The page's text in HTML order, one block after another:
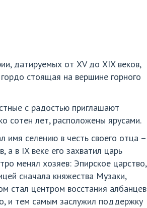
датируемых от XV до XIX веков,
стоящая на вершине горного
с радостью приглашают
сотен лет, расположены ярусами.
селению в честь своего отца –
в IX веке его захватил царь
менял хозяев: Эпирское царство,
сначала княжества Музаки,
стал центром восстания албанцев
и тем самым заслужил поддержку